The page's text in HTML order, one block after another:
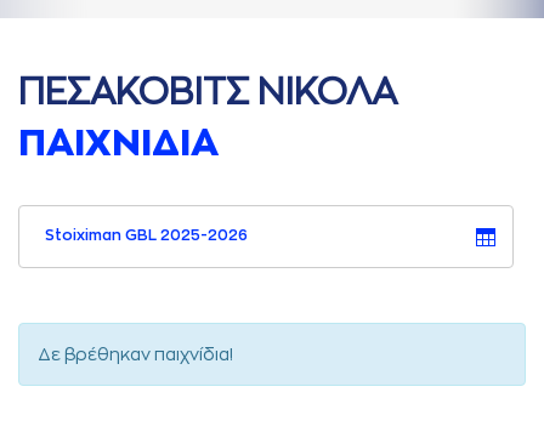
ΠΕΣAΚΟΒΙΤΣ ΝΙΚΟΛA
ΠAΙΧΝΙΔΙA
Stoiximan GBL 2025-2026
Δε βρέθηκαν παιχνίδια!